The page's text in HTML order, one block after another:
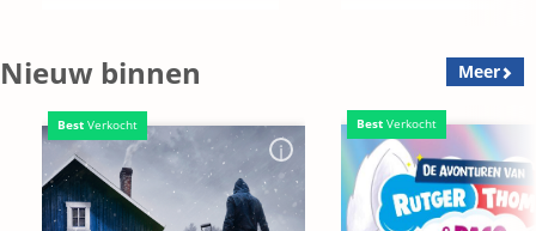
Nieuw binnen Meer
Best Verkocht Best Verkocht